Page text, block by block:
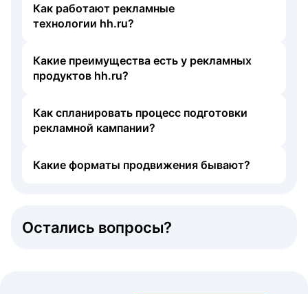
Как работают рекламные
технологии hh.ru?
Какие преимущества есть у рекламных
продуктов hh.ru?
Как спланировать процесс подготовки
рекламной кампании?
Какие форматы продвижения бывают?
Остались вопросы?